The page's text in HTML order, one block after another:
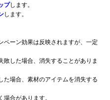
プします。
します。
ーン効果は反映されますが、一定
した場合、消失することがありま
場合、素材のアイテムを消失する
合があります。